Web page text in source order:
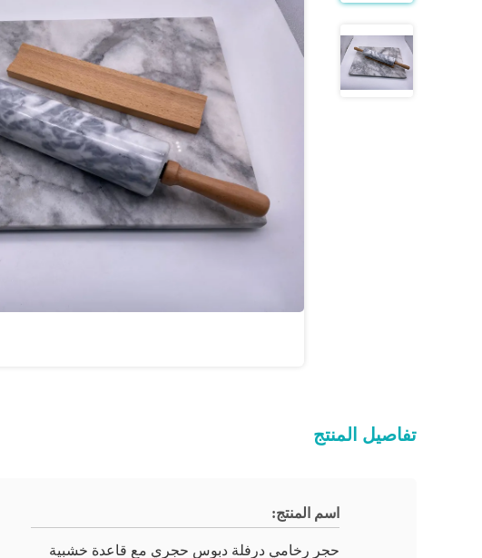
تفاصيل المنتج
اسم المنتج:
حجر رخامي درفلة دبوس حجري مع قاعدة خشبية